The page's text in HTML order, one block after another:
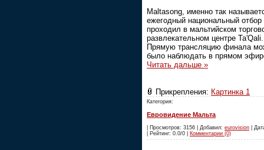
Maltasong, именно так
ежегодный национальный
проходил в мальтийском
развлекательном центре Ta'Qali.
Прямую трансляцию финала
было наблюдать в прямом
Читать дальше »
Прикрепления: Картинка 1
Категория:
Евровидение Мальта
| Просмотров: 3156 | Добавил: eurovision |
| Рейтинг: 0.0/0 | Комментарии (0)